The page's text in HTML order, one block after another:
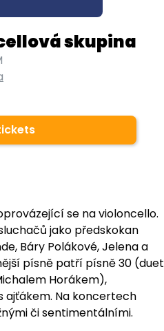
skupina
se na violoncello.
jako předskokan
Báry Polákové, Jelena a
písně patří písně 30 (duet
Horákem),
ajťákem. Na koncertech
či sentimentálními.